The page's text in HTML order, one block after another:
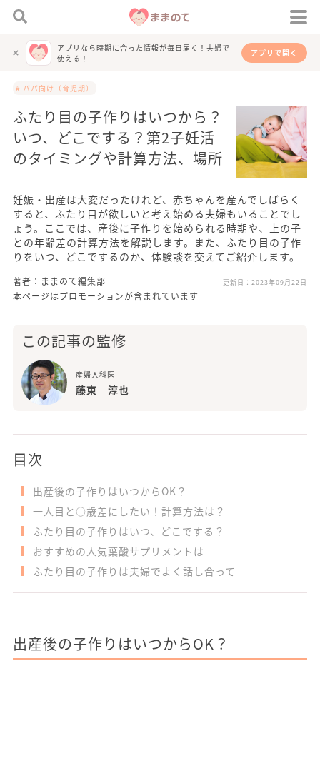
アプリなら時期に合った情報が毎日届く！夫婦で
使える！
アプリで開く
# パパ向け（育児期）
ふたり目の子作りはいつから？
いつ、どこでする？第2子妊活
のタイミングや計算方法、場所
妊娠・出産は大変だったけれど、赤ちゃんを産んでしばらく
すると、ふたり目が欲しいと考え始める夫婦もいることでし
ょう。ここでは、産後に子作りを始められる時期や、上の子
との年齢差の計算方法を解説します。また、ふたり目の子作
りをいつ、どこでするのか、体験談を交えてご紹介します。
著者：ままのて編集部 更新日： 2023年09月22日
本ページはプロモーションが含まれています
この記事の監修
産婦人科医
藤東 淳也
目次
出産後の子作りはいつからOK？
一人目と○歳差にしたい！計算方法は？
ふたり目の子作りはいつ、どこでする？
おすすめの人気葉酸サプリメントは
ふたり目の子作りは夫婦でよく話し合って
出産後の子作りはいつからOK？